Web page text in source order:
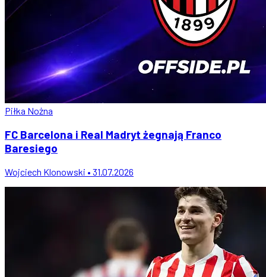
Piłka Nożna
FC Barcelona i Real Madryt żegnają Franco
Baresiego
Wojciech Klonowski • 31.07.2026